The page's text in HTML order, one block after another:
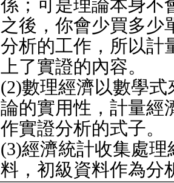
係；可是理論本身不
之後，你會少買多少
分析的工作，所以計
上了實證的內容。
(2)數理經濟以數學
論的實用性，計量經
作實證分析的式子。
(3)經濟統計收集處
料，初級資料作為分